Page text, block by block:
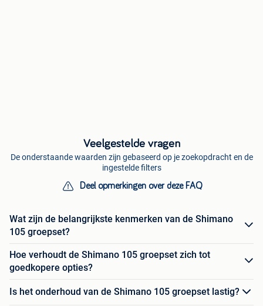
Veelgestelde vragen
De onderstaande waarden zijn gebaseerd op je zoekopdracht en de
ingestelde filters
Deel opmerkingen over deze FAQ
Wat zijn de belangrijkste kenmerken van de Shimano
105 groepset?
Hoe verhoudt de Shimano 105 groepset zich tot
goedkopere opties?
Is het onderhoud van de Shimano 105 groepset lastig?